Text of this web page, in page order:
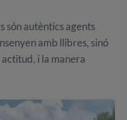
són autèntics agents
amb llibres, sinó
actitud, i la manera